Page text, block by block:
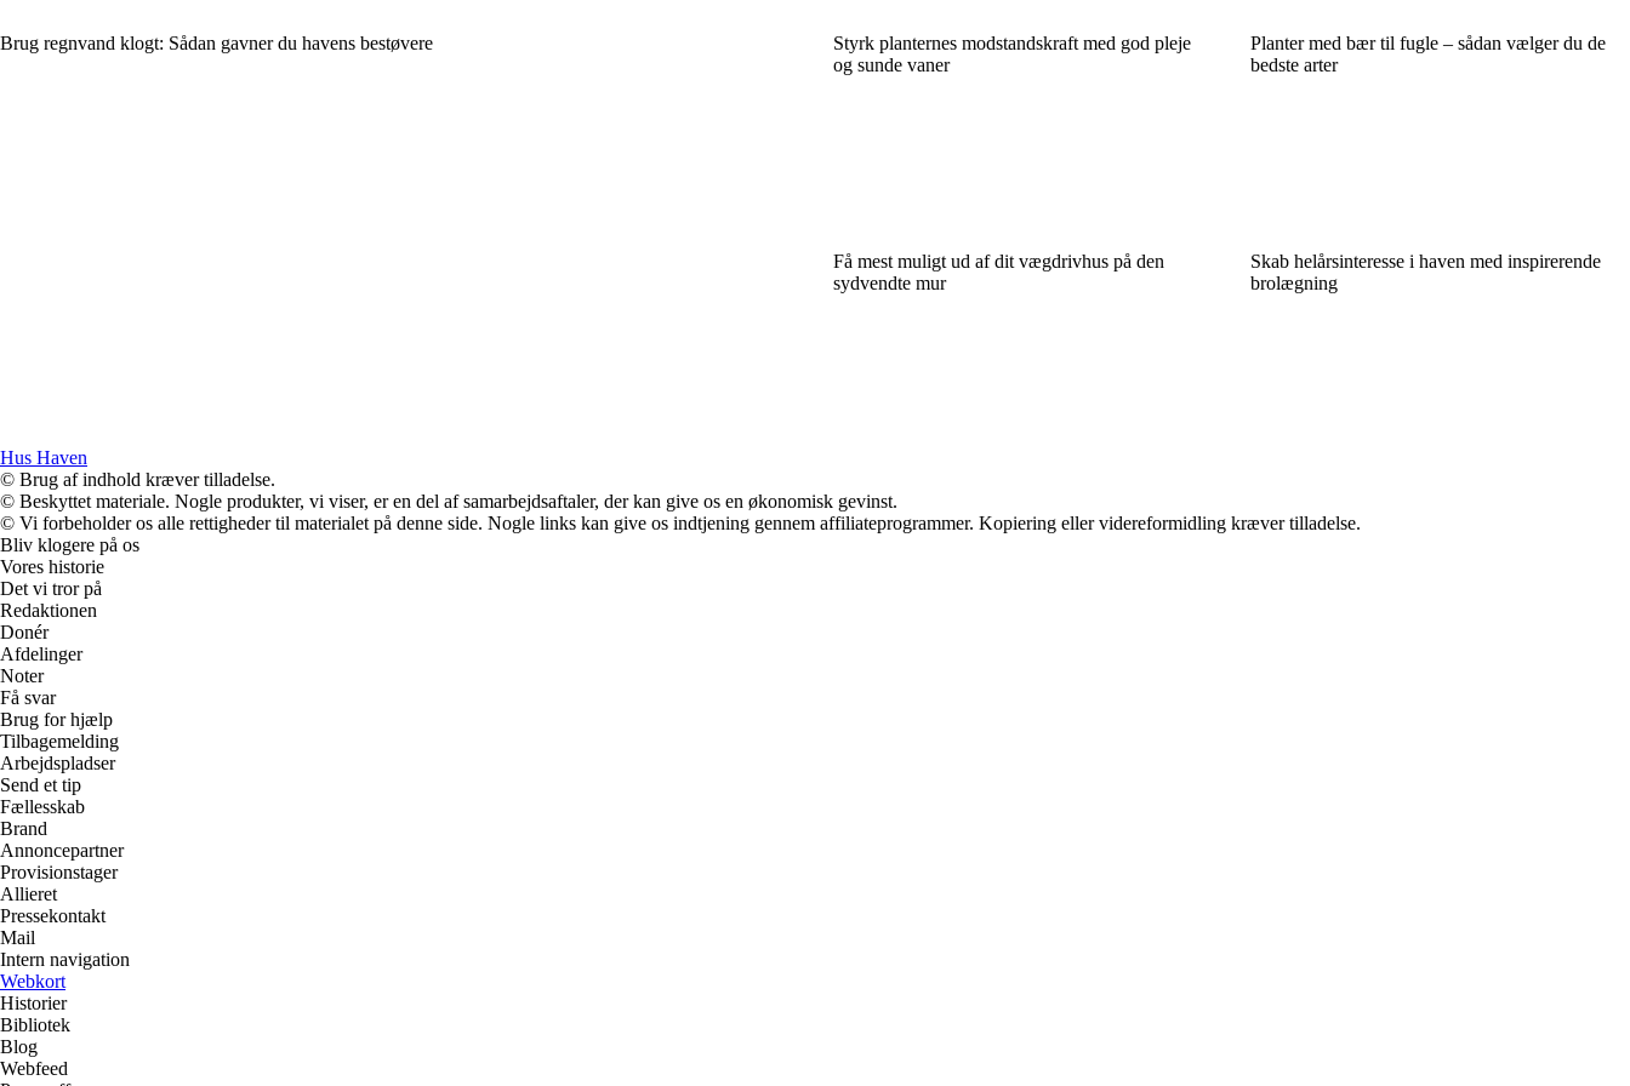
Brug regnvand klogt: Sådan gavner du havens bestøvere
Styrk planternes modstandskraft med god pleje
og sunde vaner
Planter med bær til fugle – sådan vælger du de
bedste arter
Få mest muligt ud af dit vægdrivhus på den
sydvendte mur
Skab helårsinteresse i haven med inspirerende
brolægning
Hus Haven
© Brug af indhold kræver tilladelse.
© Beskyttet materiale. Nogle produkter, vi viser, er en del af samarbejdsaftaler, der kan give os en økonomisk gevinst.
© Vi forbeholder os alle rettigheder til materialet på denne side. Nogle links kan give os indtjening gennem affiliateprogrammer. Kopiering eller videreformidling kræver tilladelse.
Bliv klogere på os
Vores historie
Det vi tror på
Redaktionen
Donér
Afdelinger
Noter
Få svar
Brug for hjælp
Tilbagemelding
Arbejdspladser
Send et tip
Fællesskab
Brand
Annoncepartner
Provisionstager
Allieret
Pressekontakt
Mail
Intern navigation
Webkort
Historier
Bibliotek
Blog
Webfeed